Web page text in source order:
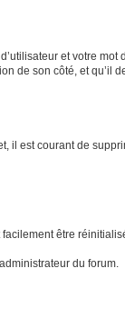
et votre
de son côté, et qu’il
il est courant de
être
du forum.